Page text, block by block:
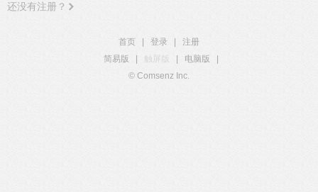
还没有注册？
首页 登录
注册
简易版
触屏版 电脑版
© Comsenz Inc.